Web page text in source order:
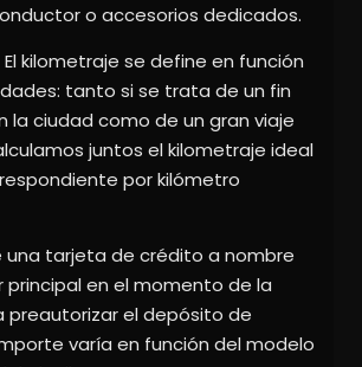
o accesorios dedicados.
kilometraje se define en función
tanto si se trata de un fin
la ciudad como de un gran viaje
juntos el kilometraje ideal
por kilómetro
una tarjeta de crédito a nombre
en el momento de la
preautorizar el depósito de
varía en función del modelo